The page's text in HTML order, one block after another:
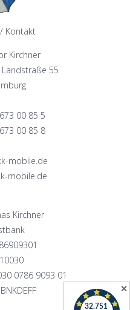
Kontakt
Kirchner
55
00 85 5
00 85 8
mobile.de
mobile.de
Kirchner
0786 9093 01
✕